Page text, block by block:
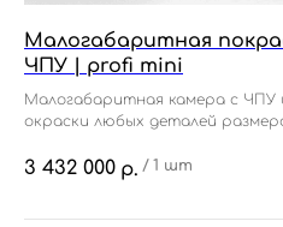
Малогабаритная
ЧПУ | profi mini
Малогабаритная камера с ЧПУ
окраски любых деталей
3 432 000 р. / 1 шт